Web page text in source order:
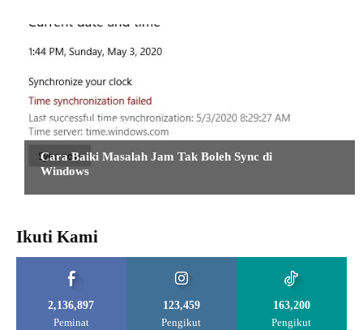
TIPS DAN TUTORIAL
Cara Baiki Masalah Jam Tak Boleh Sync di
Windows
Ikuti Kami
2,136,897
Peminat
123,459
Pengikut
163,200
Pengikut